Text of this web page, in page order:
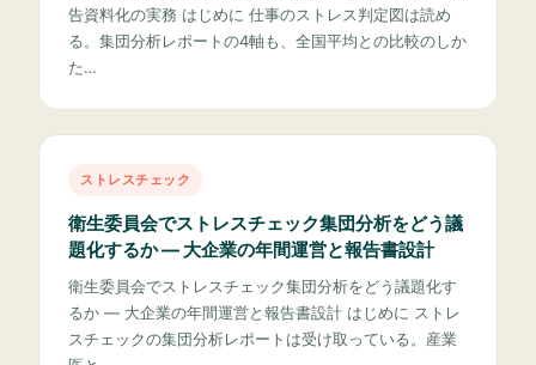
告資料化の実務 はじめに 仕事のストレス判定図は読め
る。集団分析レポートの4軸も、全国平均との比較のしか
た…
ストレスチェック
衛生委員会でストレスチェック集団分析をどう議
題化するか — 大企業の年間運営と報告書設計
衛生委員会でストレスチェック集団分析をどう議題化す
るか — 大企業の年間運営と報告書設計 はじめに ストレ
スチェックの集団分析レポートは受け取っている。産業